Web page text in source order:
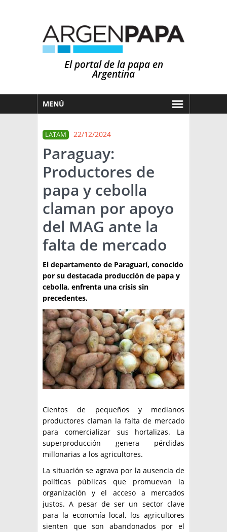
El portal de la papa en
Argentina
MENÚ
MERCADOS
NOTICIAS
EN ESPAÑOL
OTROS IDIOMAS
PRONÓSTICO
LLUVIAS
ARGENTINA
EL MUNDO
TÉCNICA
PRODUCCION
CLASIFICADOS
INTERES GENERAL
LA PAPA
RESOLUCIONES Y NORMATIVAS
ENLACES
ARGENPAPA
PUBLICIDAD
QUIENES SOMOS
CONTACTO
BUSCAR NOTICIAS
BUSCAR
LATAM 22/12/2024
Paraguay:
Productores de
papa y cebolla
claman por apoyo
del MAG ante la
falta de mercado
El departamento de Paraguarí, conocido
por su destacada producción de papa y
cebolla, enfrenta una crisis sin
precedentes.
Cientos de pequeños y medianos
productores claman la falta de mercado
para comercializar sus hortalizas. La
superproducción genera pérdidas
millonarias a los agricultores.
La situación se agrava por la ausencia de
políticas públicas que promuevan la
organización y el acceso a mercados
justos. A pesar de ser un sector clave
para la economía local, los agricultores
sienten que son abandonados por el